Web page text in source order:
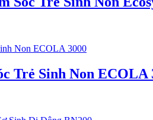
Trẻ Sinh Non ECOLA